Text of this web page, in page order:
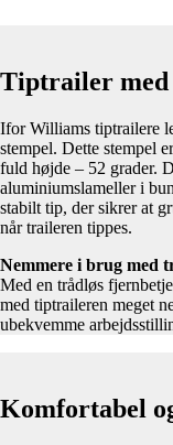
Tiptrailer med
Ifor Williams tiptrailere
stempel. Dette stempel
fuld højde – 52 grader.
aluminiumslameller i
stabilt tip, der sikrer at
når traileren tippes.
Nemmere i brug med
Med en trådløs
med tiptraileren meget
ubekvemme
Komfortabel